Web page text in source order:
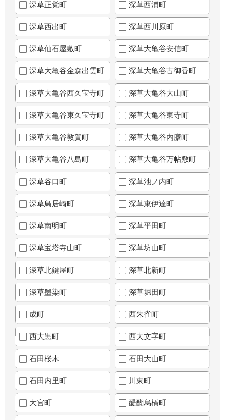
深草正覚町 深草西浦町
深草西出町 深草西川原町
深草仙石屋敷町 深草大亀谷安信町
深草大亀谷金森出雲町 深草大亀谷古御香町
深草大亀谷西久宝寺町 深草大亀谷大山町
深草大亀谷東久宝寺町 深草大亀谷東寺町
深草大亀谷敦賀町 深草大亀谷内膳町
深草大亀谷八島町 深草大亀谷万帖敷町
深草谷口町 深草池ノ内町
深草鳥居崎町 深草東伊達町
深草南明町 深草平田町
深草宝塔寺山町 深草坊山町
深草北鍵屋町 深草北新町
深草墨染町 深草堀田町
成町 西朱雀町
西大黒町 西大文字町
石田桜木 石田大山町
石田内里町 川東町
大宮町 醍醐烏橋町